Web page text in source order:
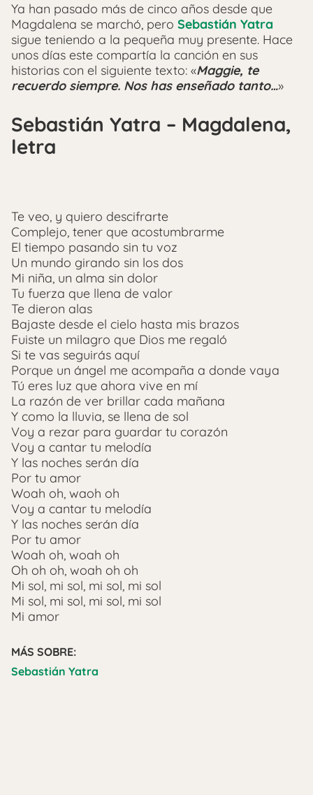
Ya han pasado más de cinco años desde que
Magdalena se marchó, pero Sebastián Yatra
sigue teniendo a la pequeña muy presente. Hace
unos días este compartía la canción en sus
historias con el siguiente texto: «Maggie, te
recuerdo siempre. Nos has enseñado tanto…»
Sebastián Yatra – Magdalena,
letra
Te veo, y quiero descifrarte
Complejo, tener que acostumbrarme
El tiempo pasando sin tu voz
Un mundo girando sin los dos
Mi niña, un alma sin dolor
Tu fuerza que llena de valor
Te dieron alas
Bajaste desde el cielo hasta mis brazos
Fuiste un milagro que Dios me regaló
Si te vas seguirás aquí
Porque un ángel me acompaña a donde vaya
Tú eres luz que ahora vive en mí
La razón de ver brillar cada mañana
Y como la lluvia, se llena de sol
Voy a rezar para guardar tu corazón
Voy a cantar tu melodía
Y las noches serán día
Por tu amor
Woah oh, waoh oh
Voy a cantar tu melodía
Y las noches serán día
Por tu amor
Woah oh, woah oh
Oh oh oh, woah oh oh
Mi sol, mi sol, mi sol, mi sol
Mi sol, mi sol, mi sol, mi sol
Mi amor
MÁS SOBRE:
Sebastián Yatra